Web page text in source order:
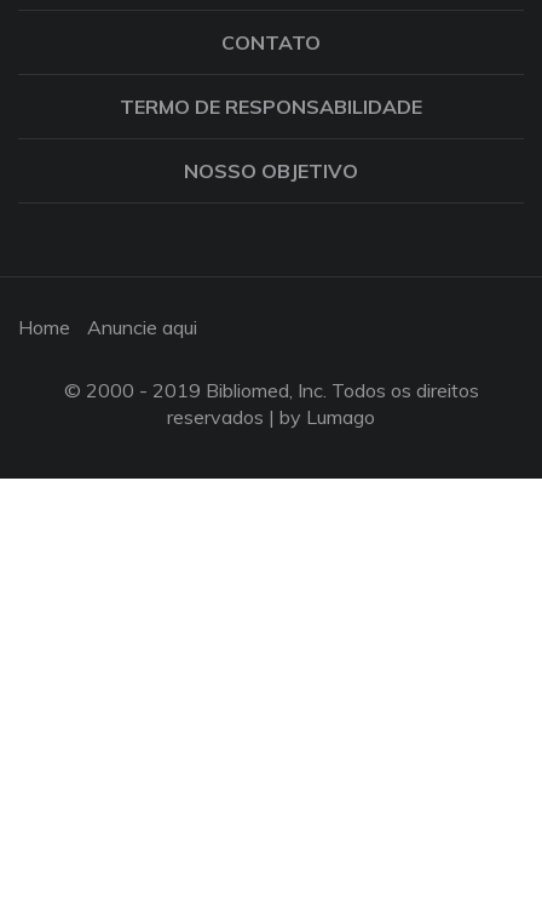
CONTATO
TERMO DE RESPONSABILIDADE
NOSSO OBJETIVO
Home Anuncie aqui
© 2000 - 2019 Bibliomed, Inc. Todos os direitos
reservados | by Lumago